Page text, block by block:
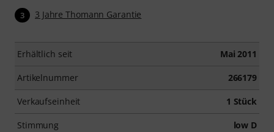
3 3 Jahre Thomann Garantie
Erhältlich seit Mai 2011
Artikelnummer 266179
Verkaufseinheit 1 Stück
Stimmung low D